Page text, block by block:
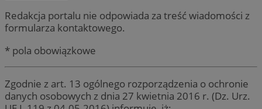
Redakcja portalu nie odpowiada za treść wiadomości z
formularza kontaktowego.
* pola obowiązkowe
Zgodnie z art. 13 ogólnego rozporządzenia o ochronie
danych osobowych z dnia 27 kwietnia 2016 r. (Dz. Urz.